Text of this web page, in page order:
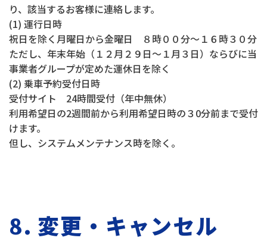
り、該当するお客様に連絡します。
(1) 運行日時
祝日を除く月曜日から金曜日 ８時００分～１６時３０分
ただし、年末年始（１２月２９日～１月３日）ならびに当
事業者グループが定めた運休日を除く
(2) 乗車予約受付日時
受付サイト 24時間受付（年中無休）
利用希望日の2週間前から利用希望日時の３0分前まで受付
けます。
但し、システムメンテナンス時を除く。
8. 変更・キャンセル